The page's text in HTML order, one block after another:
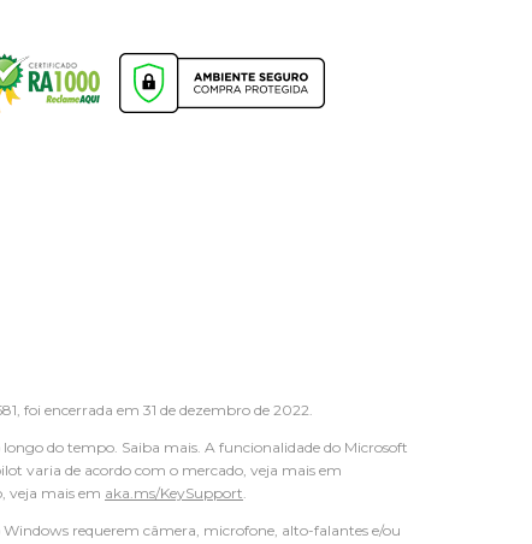
foi encerrada em 31 de dezembro de 2022.
do tempo. Saiba mais. A funcionalidade do Microsoft
varia de acordo com o mercado, veja mais em
veja mais em aka.ms/KeySupport
Windows requerem câmera, microfone, alto-falantes e/ou